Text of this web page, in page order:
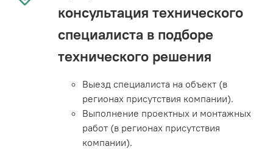
консультация технического
специалиста в подборе
технического решения
Выезд специалиста на объект (в
регионах присутствия компании).
Выполнение проектных и монтажных
работ (в регионах присутствия
компании).